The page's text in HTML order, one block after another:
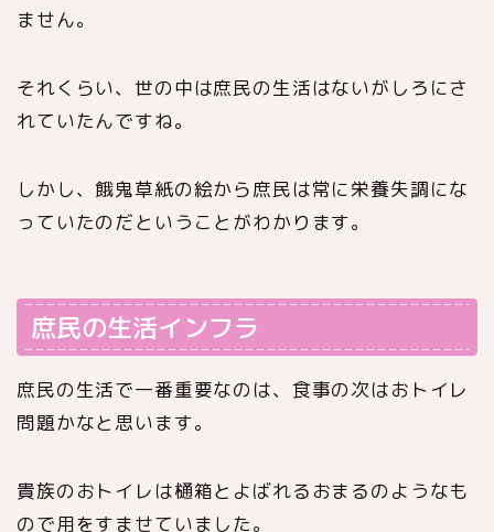
ません。
それくらい、世の中は庶民の生活はないがしろにさ
れていたんですね。
しかし、餓鬼草紙の絵から庶民は常に栄養失調にな
っていたのだということがわかります。
庶民の生活インフラ
庶民の生活で一番重要なのは、食事の次はおトイレ
問題かなと思います。
貴族のおトイレは樋箱とよばれるおまるのようなも
ので用をすませていました。